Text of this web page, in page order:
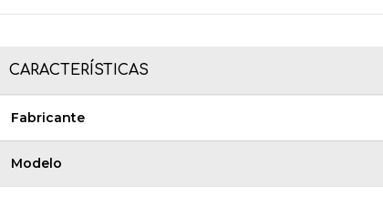
CARACTERÍSTICAS
Fabricante
Modelo